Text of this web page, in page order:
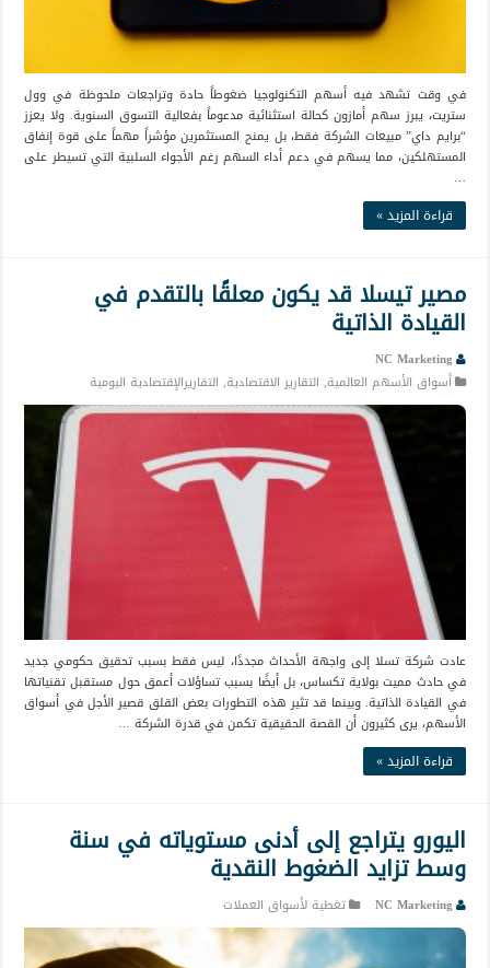
في وقت تشهد فيه أسهم التكنولوجيا ضغوطاً حادة وتراجعات ملحوظة في وول
ستريت، يبرز سهم أمازون كحالة استثنائية مدعوماً بفعالية التسوق السنوية. ولا يعزز
“برايم داي” مبيعات الشركة فقط، بل يمنح المستثمرين مؤشراً مهماً على قوة إنفاق
المستهلكين، مما يسهم في دعم أداء السهم رغم الأجواء السلبية التي تسيطر على
…
قراءة المزيد »
مصير تيسلا قد يكون معلقًا بالتقدم في
القيادة الذاتية
NC Marketing
أسواق الأسهم العالمية, التقارير الاقتصادية, التقاريرالإقتصادية اليومية
عادت شركة تسلا إلى واجهة الأحداث مجددًا، ليس فقط بسبب تحقيق حكومي جديد
في حادث مميت بولاية تكساس، بل أيضًا بسبب تساؤلات أعمق حول مستقبل تقنياتها
في القيادة الذاتية. وبينما قد تثير هذه التطورات بعض القلق قصير الأجل في أسواق
الأسهم، يرى كثيرون أن القصة الحقيقية تكمن في قدرة الشركة …
قراءة المزيد »
اليورو يتراجع إلى أدنى مستوياته في سنة
وسط تزايد الضغوط النقدية
NC Marketing تغطية لأسواق العملات